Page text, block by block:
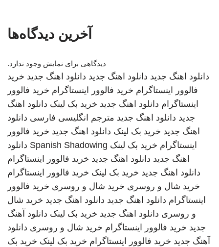
آخرین دیدگاه‌ها
دیدگاهی برای نمایش وجود ندارد.
دانلود اهنگ جدید دانلود اهنگ جدید دانلود اهنگ جدید خرید
فالوور اینستاگرام خرید فالوور اینستاگرام خرید فالوور
اینستاگرام دانلود اهنگ جدید خرید بک لینک دانلود اهنگ
جدید دانلود اهنگ جدید مترجم انگلیسی فارسی دانلود
اهنگ جدید خرید بک لینک دانلود اهنگ جدید خرید فالوور
اینستاگرام خرید بک لینک Spanish Shadowing دانلود
اهنگ جدید دانلود اهنگ جدید خرید فالوور اینستاگرام
دانلود اهنگ جدید خرید بک لینک خرید فالوور اینستاگرام
خرید شال و روسری خرید شال و روسری خرید فالوور
اینستاگرام دانلود اهنگ جدید دانلود اهنگ جدید خرید شال
و روسری دانلود اهنگ جدید خرید بک لینک دانلود آهنگ
جدید خرید فالوور اینستاگرام خرید شال و روسری دانلود
آهنگ جدید خرید فالوور اینستاگرام خرید بک لینک خرید بک